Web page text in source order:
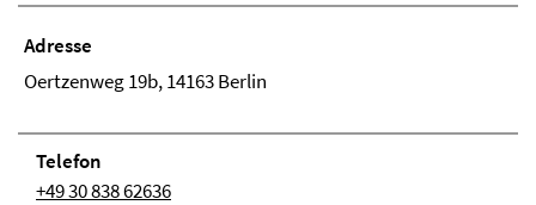
Adresse
Oertzenweg 19b, 14163 Berlin
Telefon
+49 30 838 62636